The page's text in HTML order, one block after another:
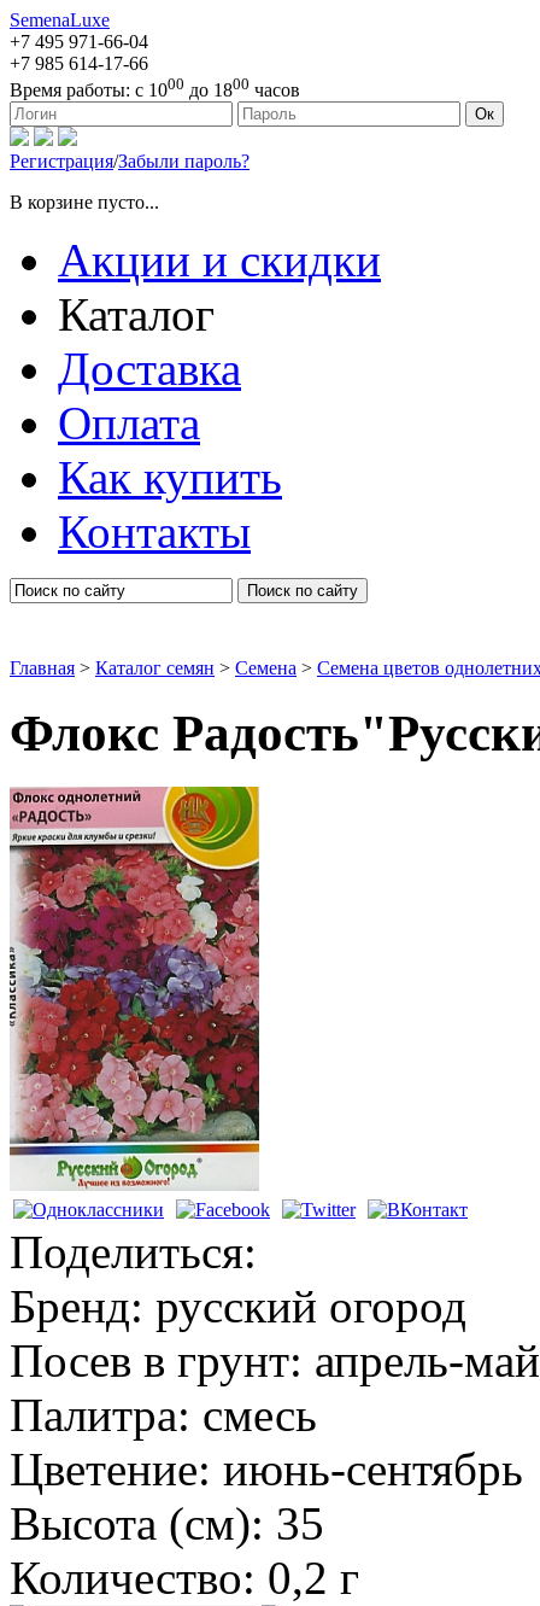
SemenaLuxe
+7 495 971-66-04
+7 985 614-17-66
Время работы: с 1000 до 1800 часов
127473, г. Москва, ул. Краснопролетарская, д. 16, стр. 1 Ок
Регистрация/Забыли пароль?
В корзине пусто...
Акции и скидки
Каталог
Доставка
Оплата
Как купить
Контакты
Поиск по сайту
Главная > Каталог семян > Семена > Семена цветов
Флокс
Флоксы
Поделиться:
Бренд: русский огород
Посев в грунт: апрель-май
Палитра: смесь
Цветение: июнь-сентябрь
Высота (см): 35
Количество: 0,2 г